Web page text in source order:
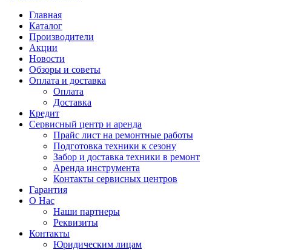
Главная
Каталог
Производители
Акции
Новости
Обзоры и советы
Оплата и доставка
Оплата
Доставка
Кредит
Сервисный центр и аренда
Прайс лист на ремонтные работы
Подготовка техники к сезону
Забор и доставка техники в ремонт
Аренда инструмента
Контакты сервисных центров
Гарантия
О Нас
Наши партнеры
Реквизиты
Контакты
Юридическим лицам